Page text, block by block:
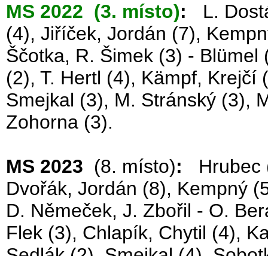
MS 2022 (3. místo): L.
(4), Jiříček, Jordán (7),
Ščotka, R. Šimek (3) -
(2), T. Hertl (4), Kämpf,
Smejkal (3), M. Stránský (3),
Zohorna (3).
MS 2023 (8. místo): Hrubec
Dvořák, Jordán (8), Kempný
D. Němeček, J. Zbořil - O.
Flek (3), Chlapík, Chytil (4),